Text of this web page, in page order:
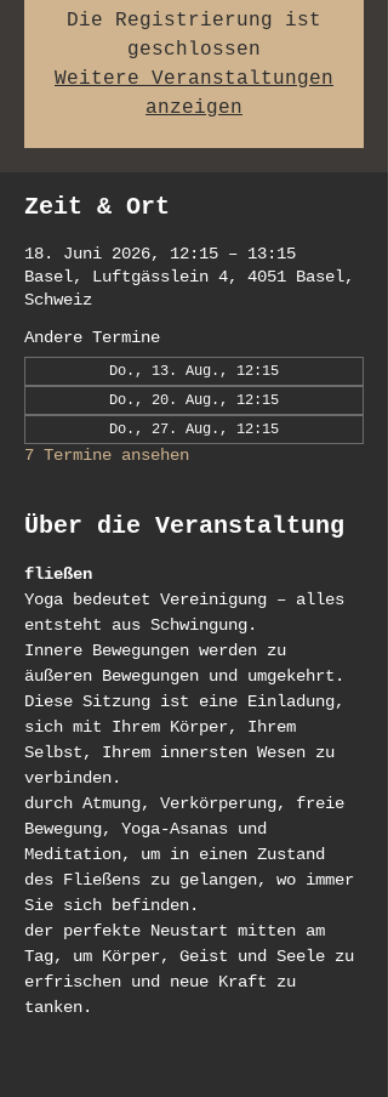
Die Registrierung ist
geschlossen
Weitere Veranstaltungen
anzeigen
Zeit & Ort
18. Juni 2026, 12:15 – 13:15
Basel, Luftgässlein 4, 4051 Basel,
Schweiz
Andere Termine
Do., 13. Aug., 12:15
Do., 20. Aug., 12:15
Do., 27. Aug., 12:15
7 Termine ansehen
Über die Veranstaltung
fließen
Yoga bedeutet Vereinigung – alles
entsteht aus Schwingung.
Innere Bewegungen werden zu
äußeren Bewegungen und umgekehrt.
Diese Sitzung ist eine Einladung,
sich mit Ihrem Körper, Ihrem
Selbst, Ihrem innersten Wesen zu
verbinden.
durch Atmung, Verkörperung, freie
Bewegung, Yoga-Asanas und
Meditation, um in einen Zustand
des Fließens zu gelangen, wo immer
Sie sich befinden.
der perfekte Neustart mitten am
Tag, um Körper, Geist und Seele zu
erfrischen und neue Kraft zu
tanken.